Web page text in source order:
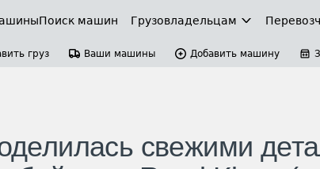
Поиск машин Грузовладельцам
груз Ваши машины Добавить машину
свежими